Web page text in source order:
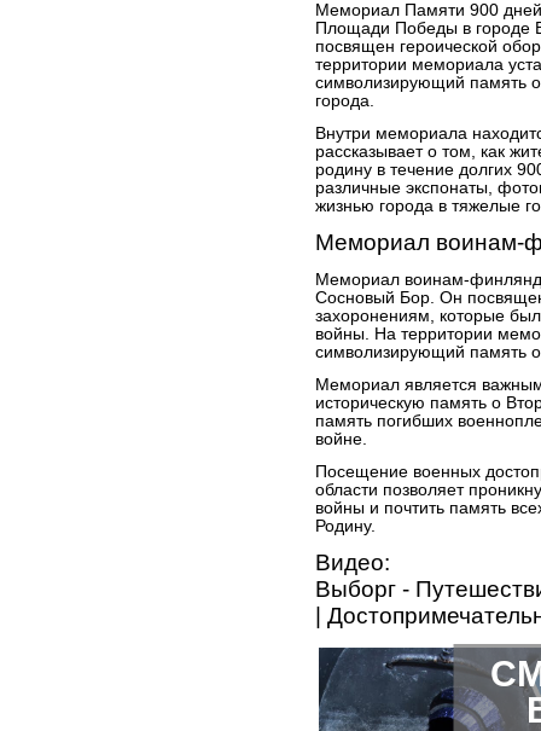
Мемориал Памяти 900
Площади Победы в городе
посвящен героической
территории мемориала
символизирующий память
города.
Внутри мемориала
рассказывает о том, как
родину в течение долгих
различные экспонаты,
жизнью города в тяжелые
Мемориал воинам-
Мемориал воинам-
Сосновый Бор. Он
захоронениям, которые
войны. На территории
символизирующий память
Мемориал является
историческую память о
память погибших
войне.
Посещение военных
области позволяет
войны и почтить память
Родину.
Видео:
Выборг -
|